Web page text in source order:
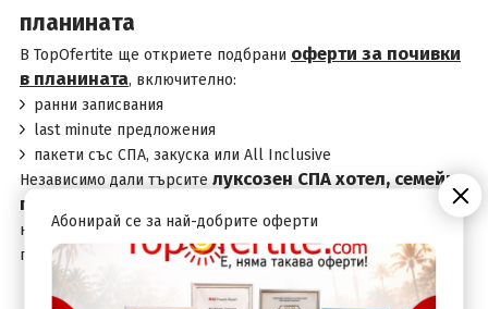
планината
В TopOfertite ще откриете подбрани оферти за почивки
в планината, включително:
ранни записвания
last minute предложения
пакети със СПА, закуска или All Inclusive
Независимо дали търсите луксозен СПА хотел, семейна
почивка или бюджетна ски ваканция
намерите най-добрите предложения за вашата планинска
почивка.
Абонирай се за най-добрите оферти